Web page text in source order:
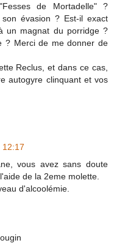
de Mortadelle" ?
évasion ? Est-il exact
un magnat du porridge ?
? Merci de me donner de
Reclus, et dans ce cas,
autogyre clinquant et vos
12:17
vous avez sans doute
de la 2eme molette.
d'alcoolémie.